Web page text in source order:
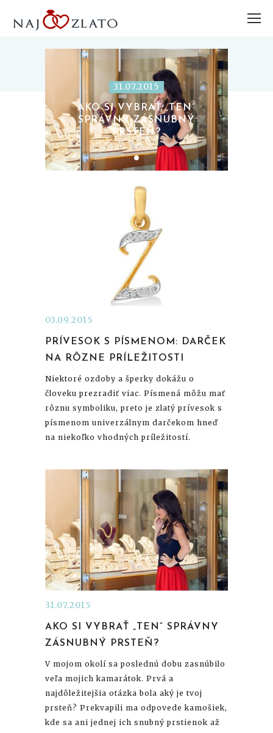
31.07.2015
AKO SI VYBRAŤ „TEN“
SPRÁVNY ZÁSNUBNÝ
PRSTEŇ?
03.09.2015
PRÍVESOK S PÍSMENOM: DARČEK
NA RÔZNE PRÍLEŽITOSTI
Niektoré ozdoby a šperky dokážu o
človeku prezradiť viac. Písmená môžu mať
rôznu symboliku, preto je zlatý prívesok s
písmenom univerzálnym darčekom hneď
na niekoľko vhodných príležitostí.
31.07.2015
AKO SI VYBRAŤ „TEN“ SPRÁVNY
ZÁSNUBNÝ PRSTEŇ?
V mojom okolí sa poslednú dobu zasnúbilo
veľa mojich kamarátok. Prvá a
najdôležitejšia otázka bola aký je tvoj
prsteň? Prekvapili ma odpovede kamošiek,
kde sa ani jednej ich snubný prstienok až